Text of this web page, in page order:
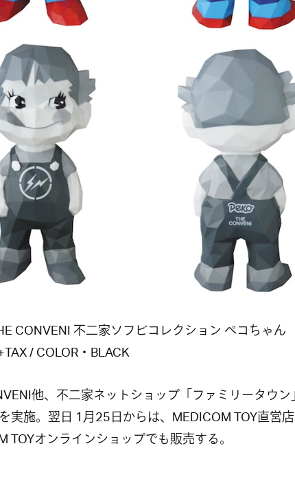
CONVENI 不二家ソフビコレクション ペコちゃん
/ COLOR・BLACK
他、不二家ネットショップ「ファミリータウ
実施。翌日 1月25日からは、MEDICOM TOY直営
TOYオンラインショップでも販売する。